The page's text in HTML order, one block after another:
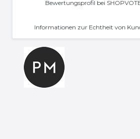
Bewertungsprofil bei
Informationen zur Echtheit von